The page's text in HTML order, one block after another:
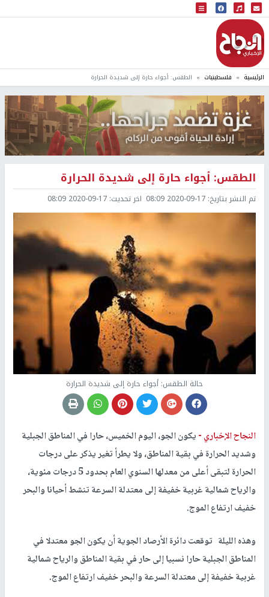
البث المباشر
إذاعة النجاح
الرئيسية فلسطينيات الطقس: أجواء حارة إلى شديدة الحرارة
الطقس: أجواء حارة إلى شديدة الحرارة
تم النشر بتاريخ: 2020-09-17 08:09 اخر تحديث: 2020-09-17 08:09
حالة الطقس: أجواء حارة إلى شديدة الحرارة
النجاح الإخباري -يكون الجو، اليوم الخميس، حارا في المناطق الجبلية
وشديد الحرارة في بقية المناطق، ولا يطرأ تغير يذكر على درجات
الحرارة لتبقى أعلى من معدلها السنوي العام بحدود 5 درجات مئوية،
والرياح شمالية غربية خفيفة إلى معتدلة السرعة تنشط أحيانا والبحر
خفيف ارتفاع الموج.
وهذه الليلة توقعت دائرة الأرصاد الجوية أن يكون الجو معتدلا في
المناطق الجبلية حارا نسبيا إلى حار في بقية المناطق والرياح شمالية
غربية خفيفة إلى معتدلة السرعة والبحر خفيف ارتفاع الموج.